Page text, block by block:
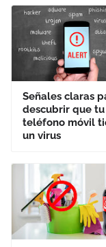
Señales claras
descubrir que tu
teléfono móvil
un virus